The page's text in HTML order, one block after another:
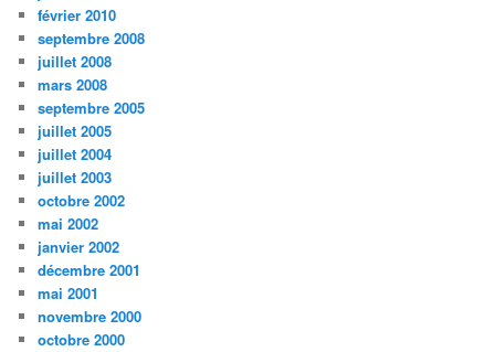
février 2010
septembre 2008
juillet 2008
mars 2008
septembre 2005
juillet 2005
juillet 2004
juillet 2003
octobre 2002
mai 2002
janvier 2002
décembre 2001
mai 2001
novembre 2000
octobre 2000